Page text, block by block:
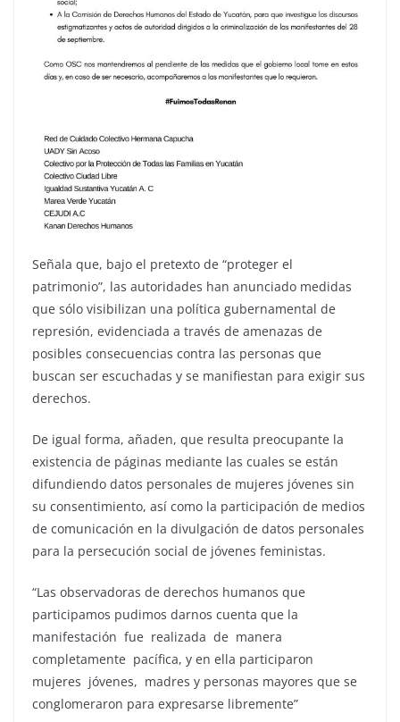
Señala que, bajo el pretexto de “proteger el
patrimonio”, las autoridades han anunciado medidas
que sólo visibilizan una política gubernamental de
represión, evidenciada a través de amenazas de
posibles consecuencias contra las personas que
buscan ser escuchadas y se manifiestan para exigir sus
derechos.
De igual forma, añaden, que resulta preocupante la
existencia de páginas mediante las cuales se están
difundiendo datos personales de mujeres jóvenes sin
su consentimiento, así como la participación de medios
de comunicación en la divulgación de datos personales
para la persecución social de jóvenes feministas.
“Las observadoras de derechos humanos que
participamos pudimos darnos cuenta que la
manifestación fue realizada de manera
completamente pacífica, y en ella participaron
mujeres jóvenes, madres y personas mayores que se
conglomeraron para expresarse libremente”